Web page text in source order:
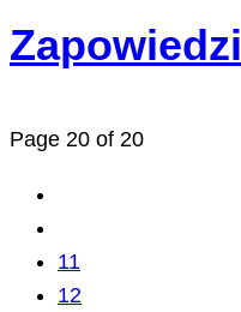
Zapowiedzi
Page 20 of 20
11
12